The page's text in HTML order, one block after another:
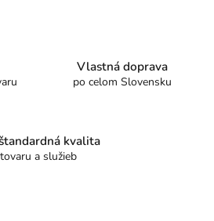
Vlastná doprava
po celom Slovensku
kvalita
tovaru a služieb